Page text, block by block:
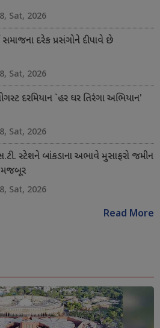
Sat, 2026
સમાજના દરેક પ્રસંગોને દીપાવે છે
Sat, 2026
દરમિયાન `હર ઘર તિરંગા અભિયાન'
Sat, 2026
સ્ટેશને બાંકડાના અભાવે મુસાફરો જમીન
મજબૂર
Sat, 2026
Read More